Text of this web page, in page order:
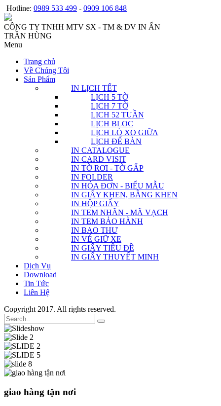
Hotline: 0989 533 499 - 0909 106 848
CÔNG TY TNHH MTV SX - TM & DV IN ẤN
TRẦN HÙNG
Menu
Trang chủ
Về Chúng Tôi
Sản Phẩm
IN LỊCH TẾT
LỊCH 5 TỜ
LỊCH 7 TỜ
LỊCH 52 TUẦN
LỊCH BLOC
LỊCH LÒ XO GIỮA
LỊCH ĐỂ BÀN
IN CATALOGUE
IN CARD VISIT
IN TỜ RƠI - TỜ GẤP
IN FOLDER
IN HÓA ĐƠN - BIỂU MẪU
IN GIẤY KHEN, BẰNG KHEN
IN HỘP GIẤY
IN TEM NHÃN - MÃ VẠCH
IN TEM BẢO HÀNH
IN BAO THƯ
IN VÉ GIỮ XE
IN GIẤY TIÊU ĐỀ
IN GIẤY THUYẾT MINH
Dịch Vụ
Download
Tin Tức
Liên Hệ
Copyright 2017. All rights reserved.
giao hàng tận nơi